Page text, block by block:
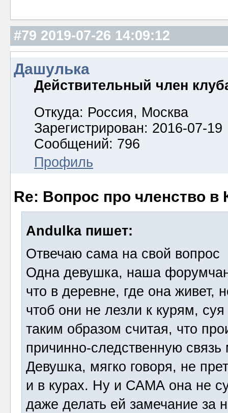
#79 2019-07-26 14:09:12
Дашулька
Действительный член
Откуда: Россия, Москва
Зарегистрирован: 2016-07-19
Сообщений: 796
Профиль
Re: Вопрос про членство в
Andulka пишет:
Отвечаю сама на свой вопрос
Одна девушка, наша
что в деревне, где она живет,
чтоб они не лезли к курям,
таким образом считая, что
причинно-следственную
Девушка, мягко говоря, не
и в курах. Ну и САМА она не
даже делать ей замечание за